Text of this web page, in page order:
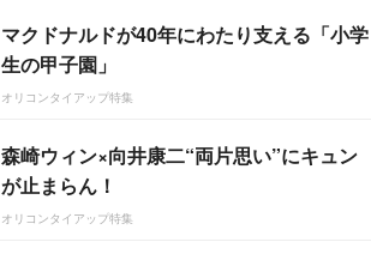
マクドナルドが40年にわたり支える「小学
生の甲子園」
オリコンタイアップ特集
森崎ウィン×向井康二“両片思い”にキュン
が止まらん！
オリコンタイアップ特集